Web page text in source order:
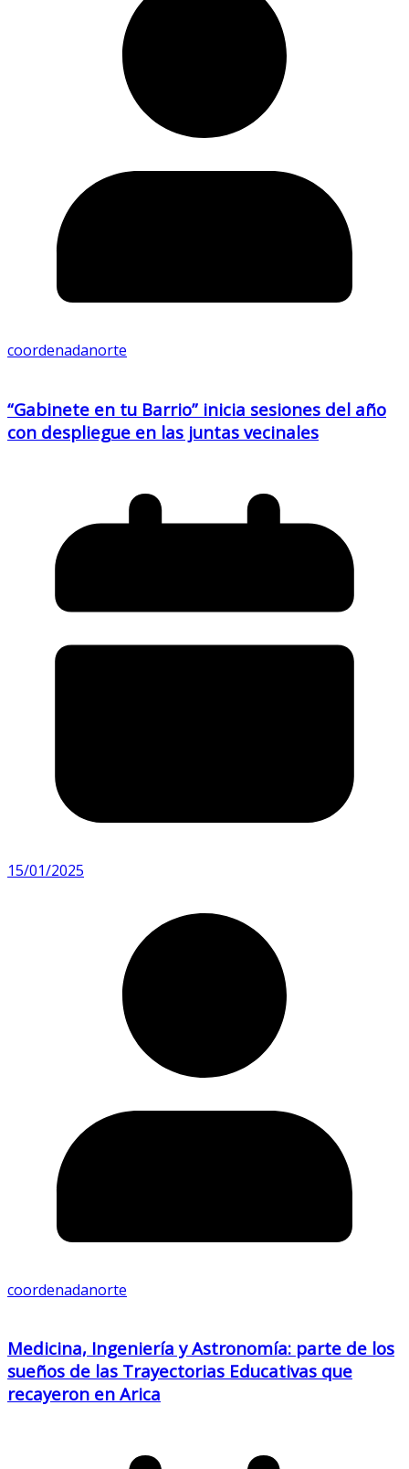
coordenadanorte
“Gabinete en tu Barrio” inicia sesiones del año
con despliegue en las juntas vecinales
15/01/2025
coordenadanorte
Medicina, Ingeniería y Astronomía: parte de los
sueños de las Trayectorias Educativas que
recayeron en Arica